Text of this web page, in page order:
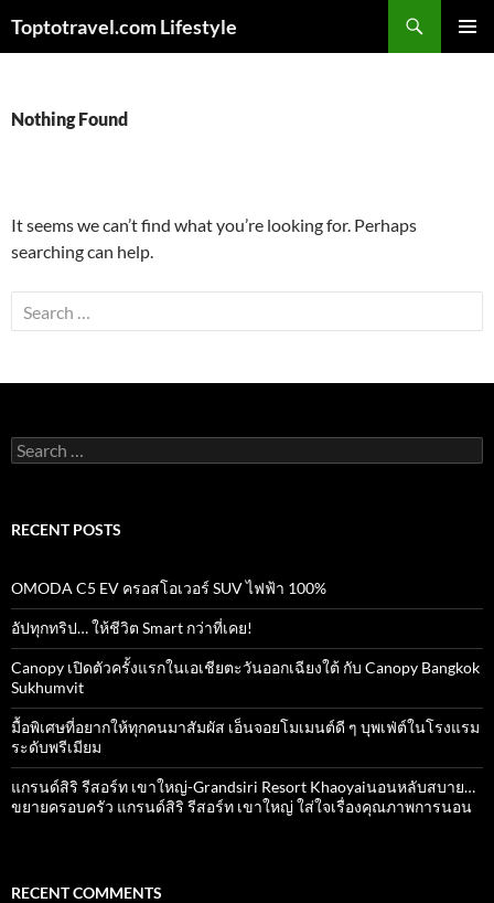
Toptotravel.com Lifestyle
Nothing Found
It seems we can’t find what you’re looking for. Perhaps
searching can help.
Search
for:
Search
for:
RECENT POSTS
OMODA C5 EV ครอสโอเวอร์ SUV ไฟฟ้า 100%
อัปทุกทริป… ให้ชีวิต Smart กว่าที่เคย!
Canopy เปิดตัวครั้งแรกในเอเชียตะวันออกเฉียงใต้ กับ Canopy Bangkok
Sukhumvit
มื้อพิเศษที่อยากให้ทุกคนมาสัมผัส เอ็นจอยโมเมนต์ดี ๆ บุพเฟ่ต์ในโรงแรม
ระดับพรีเมียม
แกรนด์สิริ​ รีสอร์ท​ เขาใหญ่​-Grandsiri​ Resort​ Khaoyaiนอนหลับสบาย…
ขยายครอบครัว แกรนด์สิริ รีสอร์ท เขาใหญ่ ใส่ใจเรื่องคุณภาพการนอน
RECENT COMMENTS